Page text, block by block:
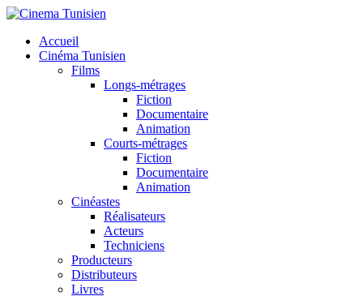
Accueil
Cinéma Tunisien
Films
Longs-métrages
Fiction
Documentaire
Animation
Courts-métrages
Fiction
Documentaire
Animation
Cinéastes
Réalisateurs
Acteurs
Techniciens
Producteurs
Distributeurs
Livres